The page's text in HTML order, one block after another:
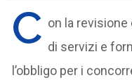
C on la revisione
di servizi e
l’obbligo per i